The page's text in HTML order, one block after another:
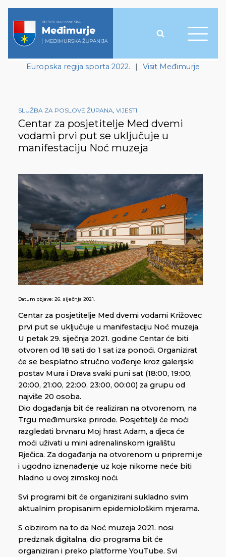
Europska regija sporta 2022. | Visit Međimurje
SLUŽBA ZA POSLOVE ŽUPANA, VIJESTI
Centar za posjetitelje Med dvemi
vodami prvi put se uključuje u
manifestaciju Noć muzeja
Datum objave: 26. siječnja 2021.
Centar za posjetitelje Med dvemi vodami Križovec
prvi put se uključuje u manifestaciju Noć muzeja.
U petak 29. siječnja 2021. godine Centar će biti
otvoren od 18 sati do 1 sat iza ponoći. Organizirat
će se besplatno stručno vođenje kroz galerijski
postav Mura i Drava svaki puni sat (18:00, 19:00,
20:00, 21:00, 22:00, 23:00, 00:00) za grupu od
najviše 20 osoba.
Dio događanja bit će realiziran na otvorenom, na
Trgu međimurske prirode. Posjetitelji će moći
razgledati brvnaru Moj hrast Adam, a djeca će
moći uživati u mini adrenalinskom igralištu
Rječica. Za događanja na otvorenom u pripremi je
i ugodno iznenađenje uz koje nikome neće biti
hladno u ovoj zimskoj noći.
Svi programi bit će organizirani sukladno svim
aktualnim propisanim epidemiološkim mjerama.
S obzirom na to da Noć muzeja 2021. nosi
predznak digitalna, dio programa bit će
organiziran i preko platforme YouTube. Svi